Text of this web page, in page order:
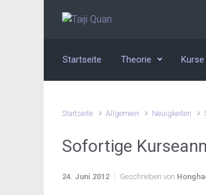
Zum Hauptinhalt springen
Startseite Theorie Kurse
Startseite Allgemein Neuigkeiten
Sofortige
24. Juni 2012 Geschrieben von